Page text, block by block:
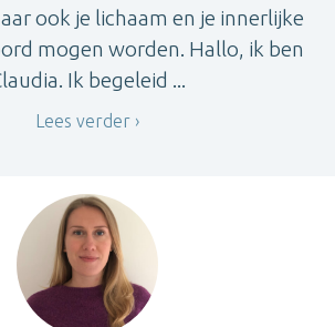
ook je lichaam en je innerlijke
mogen worden. Hallo, ik ben
Ik begeleid ...
Lees verder